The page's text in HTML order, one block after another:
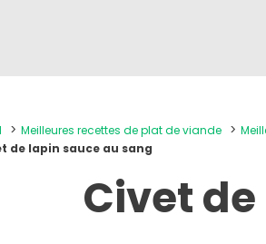
Meilleures recettes de plat de viande
de lapin sauce au sang
Civet